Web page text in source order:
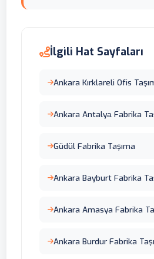
İlgili Hat Sayfaları
Ankara Kırklareli Ofis
Ankara Antalyа Fabrika
Güdül Fabrika Taşıma
Ankara Bayburt Fabrika
Ankara Amasya Fabrika
Ankara Burdur Fabrika